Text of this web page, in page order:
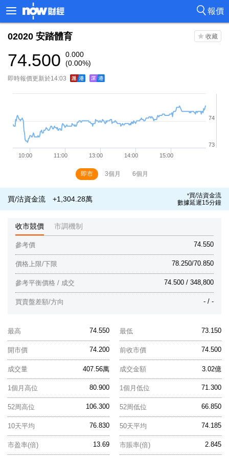
報價
02020 安踏體育
74.500
0.000
(0.00%)
即時報價更新於14:03
即市 3個月 6個月
買/沽資金流 +1,304.28萬 *買/沽資金流
數據延遲15分鐘
收市競價 市調機制
74.550
參考價
78.250/70.850
價格上限/下限
74.500 / 348,800
參考平衡價格 / 成交
- / -
買賣盤差額/方向
74.550
最高 73.150
最低
74.200
開市價 74.500
前收市價
407.56萬
成交量 3.02億
成交金額
80.900
1個月高位 71.300
1個月低位
106.300
52周高位 66.850
52周低位
76.830
10天平均 74.185
50天平均
13.69
市盈率(倍) 2.845
市賬率(倍)